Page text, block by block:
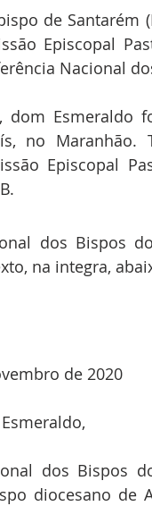
de Santarém
Episcopal
Nacional
dom Esmeraldo
no
Episcopal
dos Bispos
na integra,
de 2020
dos Bispos
diocesano de